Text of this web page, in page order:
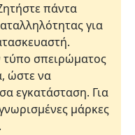
πάντα
για
τύπο σπειρώματος
ώστε να
εγκατάσταση. Για
μάρκες